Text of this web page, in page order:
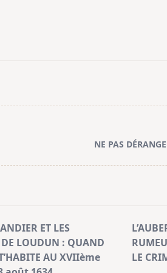
NE PAS
ET LES
DE LOUDUN : QUAND
AU XVIIème
LE